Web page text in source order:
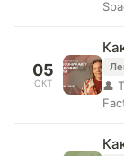
05
ОКТ
👤